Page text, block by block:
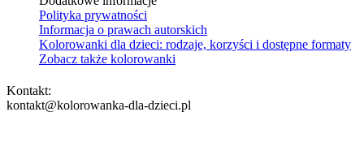
Polityka prywatności
Informacja o prawach autorskich
Kolorowanki dla dzieci: rodzaje, korzyści i dostępne formaty
Zobacz także kolorowanki
Kontakt:
kontakt@kolorowanka-dla-dzieci.pl